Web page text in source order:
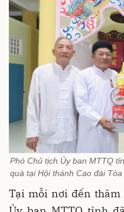
Phó Chủ tịch Ủy ban MTTQ
quà tại Hội thánh Cao đài
Tại mỗi nơi đến thăm